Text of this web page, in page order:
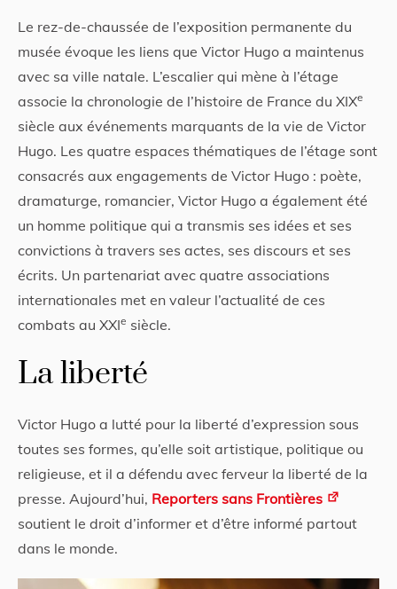
Le rez-de-chaussée de l’exposition permanente du
musée évoque les liens que Victor Hugo a maintenus
avec sa ville natale. L’escalier qui mène à l’étage
associe la chronologie de l’histoire de France du XIXe
siècle aux événements marquants de la vie de Victor
Hugo. Les quatre espaces thématiques de l’étage sont
consacrés aux engagements de Victor Hugo : poète,
dramaturge, romancier, Victor Hugo a également été
un homme politique qui a transmis ses idées et ses
convictions à travers ses actes, ses discours et ses
écrits. Un partenariat avec quatre associations
internationales met en valeur l’actualité de ces
combats au XXIe siècle.
La liberté
Victor Hugo a lutté pour la liberté d’expression sous
toutes ses formes, qu’elle soit artistique, politique ou
religieuse, et il a défendu avec ferveur la liberté de la
presse. Aujourd’hui, Reporters sans Frontières
soutient le droit d’informer et d’être informé partout
dans le monde.